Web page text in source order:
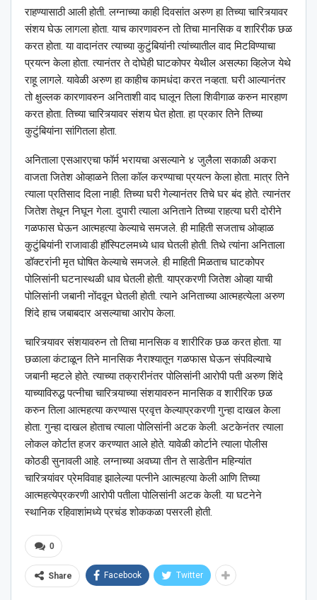
राहण्यासाठी आली होती. लग्नाच्या काही दिवसांत अरुण हा तिच्या चारित्र्यावर
संशय घेऊ लागला होता. याच कारणावरुन तो तिचा मानसिक व शारिरीक छळ
करत होता. या वादानंतर त्याच्या कुटुंबियांनी त्यांच्यातील वाद मिटविण्याचा
प्रयत्न केला होता. त्यानंतर ते दोघेही घाटकोपर येथील असल्फा व्हिलेज येथे
राहू लागले. यावेळी अरुण हा काहीच कामधंदा करत नव्हता. घरी आल्यानंतर
तो क्षुल्लक कारणावरुन अनिताशी वाद घालून तिला शिवीगाळ करुन मारहाण
करत होता. तिच्या चारित्र्यावर संशय घेत होता. हा प्रकार तिने तिच्या
कुटुंबियांना सांगितला होता.
अनिताला एसआरएचा फॉर्म भरायचा असल्याने ४ जुलैला सकाळी अकरा
वाजता जितेश ओव्हाळने तिला कॉल करण्याचा प्रयत्न केला होता. मात्र तिने
त्याला प्रतिसाद दिला नाही. तिच्या घरी गेल्यानंतर तिचे घर बंद होते. त्यानंतर
जितेश तेथून निघून गेला. दुपारी त्याला अनिताने तिच्या राहत्या घरी दोरीने
गळफास घेऊन आत्महत्या केल्याचे समजले. ही माहिती सजताच ओव्हाळ
कुटुंबियांनी राजावाडी हॉस्पिटलमध्ये धाव घेतली होती. तिथे त्यांना अनिताला
डॉक्टरांनी मृत घोषित केल्याचे समजले. ही माहिती मिळताच घाटकोपर
पोलिसांनी घटनास्थळी धाव घेतली होती. याप्रकरणी जितेश ओव्हा याची
पोलिसांनी जबानी नोंदवून घेतली होती. त्याने अनिताच्या आत्महत्येला अरुण
शिंदे हाच जबाबदार असल्याचा आरोप केला.
चारित्र्यावर संशयावरुन तो तिचा मानसिक व शारीरिक छळ करत होता. या
छळाला कंटाळून तिने मानसिक नैराश्यातून गळफास घेऊन संपविल्याचे
जबानी म्हटले होते. त्याच्या तक्रारीनंतर पोलिसांनी आरोपी पती अरुण शिंदे
याच्याविरुद्ध पत्नीचा चारित्र्याच्या संशयावरुन मानसिक व शारीरिक छळ
करुन तिला आत्महत्या करण्यास प्रवृत्त केल्याप्रकरणी गुन्हा दाखल केला
होता. गुन्हा दाखल होताच त्याला पोलिसांनी अटक केली. अटकेनंतर त्याला
लोकल कोर्टात हजर करण्यात आले होते. यावेळी कोर्टाने त्याला पोलीस
कोठडी सुनावली आहे. लग्नाच्या अवघ्या तीन ते साडेतीन महिन्यांत
चारित्र्यांवर प्रेमविवाह झालेल्या पत्नीने आत्महत्या केली आणि तिच्या
आत्महत्येप्रकरणी आरोपी पतीला पोलिसांनी अटक केली. या घटनेने
स्थानिक रहिवाशांमध्ये प्रचंड शोककळा पसरली होती.
0
Share Facebook Twitter